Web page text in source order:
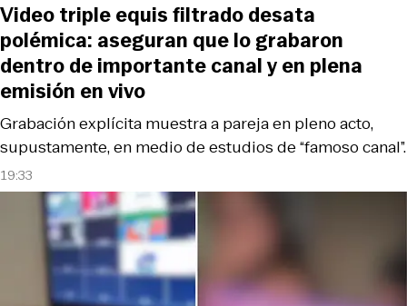
19:33
Grabación explícita muestra a pareja en pleno acto,
supustamente, en medio de estudios de “famoso canal”.
Video triple equis filtrado desata
polémica: aseguran que lo grabaron
dentro de importante canal y en plena
emisión en vivo